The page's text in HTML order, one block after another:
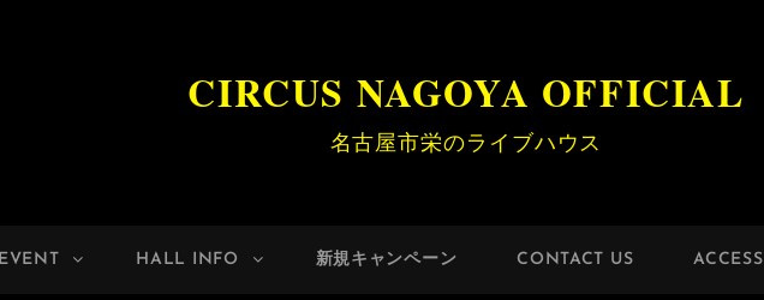
CIRCUS NAGOYA OFFICIAL
名古屋市栄のライブハウス
EVENT HALL INFO 新規キャンペーン CONTACT US ACCESS